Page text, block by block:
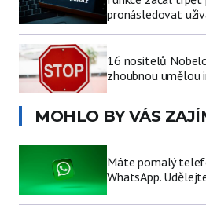
pronásledovat
16 nositelů
zhoubnou umělou
MOHLO BY VÁS
Máte pomalý
WhatsApp.